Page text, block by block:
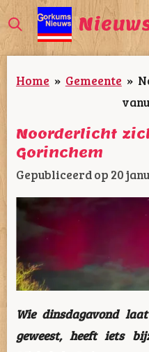
Ga
direct
naar
deHome » Gemeente »
Noorderlicht
Gorinchem
Gepubliceerd op 20
Wie dinsdagavond
geweest, heeft iets